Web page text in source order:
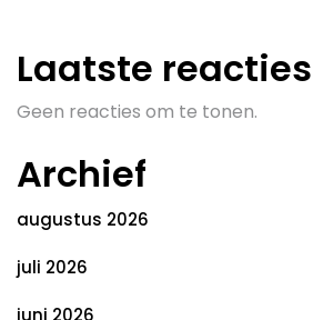
Laatste reacties
Geen reacties om te tonen.
Archief
augustus 2026
juli 2026
juni 2026